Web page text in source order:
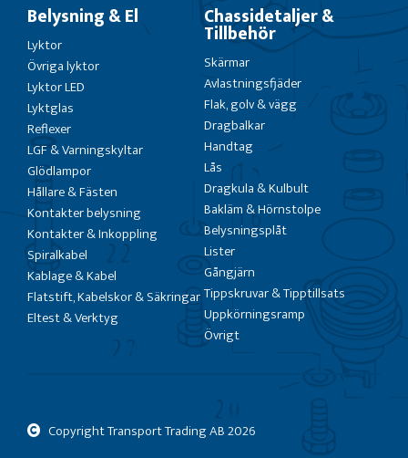
Belysning & El
Lyktor
Övriga lyktor
Lyktor LED
Lyktglas
Reflexer
LGF & Varningskyltar
Glödlampor
Hållare & Fästen
Kontakter belysning
Kontakter & Inkoppling
Spiralkabel
Kablage & Kabel
Flatstift, Kabelskor & Säkringar
Eltest & Verktyg
Chassidetaljer &
Tillbehör
Skärmar
Avlastningsfjäder
Flak, golv & vägg
Dragbalkar
Handtag
Lås
Dragkula & Kulbult
Bakläm & Hörnstolpe
Belysningsplåt
Lister
Gångjärn
Tippskruvar & Tipptillsats
Uppkörningsramp
Övrigt
Copyright Transport Trading AB2026